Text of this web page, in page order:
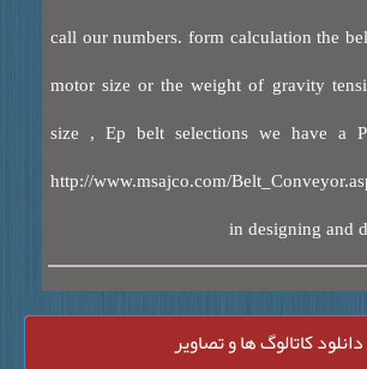
call our numbers. form calculation
motor size or the weight of gravity
size , Ep belt selections we have
http://www.msajco.com/
in designing
کاتالوگ ها و تصاویر